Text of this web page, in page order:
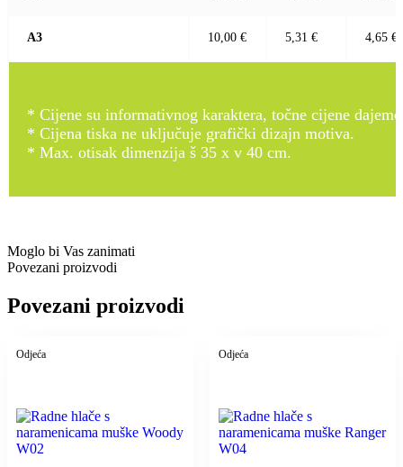
A3 10,00 € 5,31 € 4,65 €
* Cijene su informativnog karaktera, točne cijene
* Cijena tiska ne uključuje grafički dizajn motiva.
* Max. otisak dimenzija š 35 x v 40 cm.
Moglo bi Vas zanimati
Povezani proizvodi
Povezani proizvodi
Odjeća Odjeća